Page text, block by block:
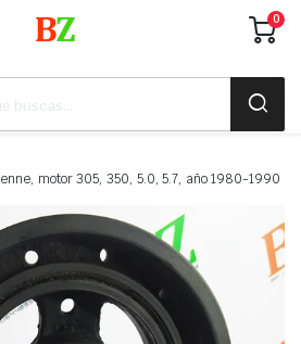
0
motor 305, 350, 5.0, 5.7, año 1980-1990